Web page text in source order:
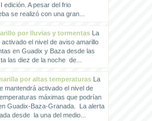
edición. A pesar del frio
se realizó con una gran...
por lluvias y tormentasLa
el nivel de aviso amarillo
en Guadix y Baza desde las
las diez de la noche de...
por altas temperaturasLa
mantendrá activado el nivel de
máximas que podrían
Guadix-Baza-Granada. La alerta
desde la una del medio...